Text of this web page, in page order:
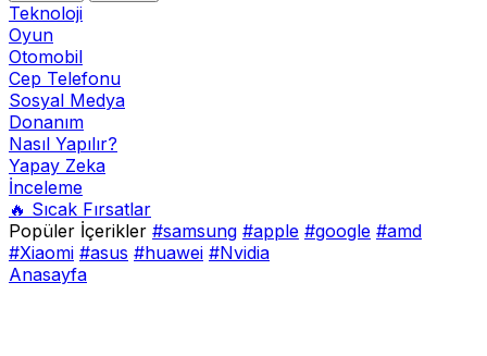
Teknoloji
Oyun
Otomobil
Cep Telefonu
Sosyal Medya
Donanım
Nasıl Yapılır?
Yapay Zeka
İnceleme
🔥 Sıcak Fırsatlar
Popüler İçerikler #samsung #apple #google #amd
#Xiaomi #asus #huawei #Nvidia
Anasayfa